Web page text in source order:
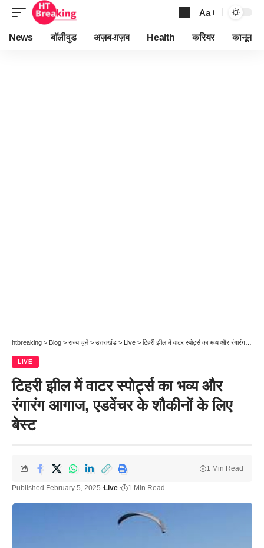
Font
Resizer
Aa
News बॉलीवुड अज़ब-ग़ज़ब Health करियर कानून
htbreaking > Blog > राज्य चुनें > उत्तराखंड > Live > टिहरी झील में वाटर स्पोर्ट्स का भव्य और रंगारंग आगाज, एडवेंचर के शौकीनों के लिए बेस्ट
LIVE
टिहरी झील में वाटर स्पोर्ट्स का भव्य और
रंगारंग आगाज, एडवेंचर के शौकीनों के लिए
बेस्ट
Published February 5, 2025 Live 1 Min Read
1 Min Read